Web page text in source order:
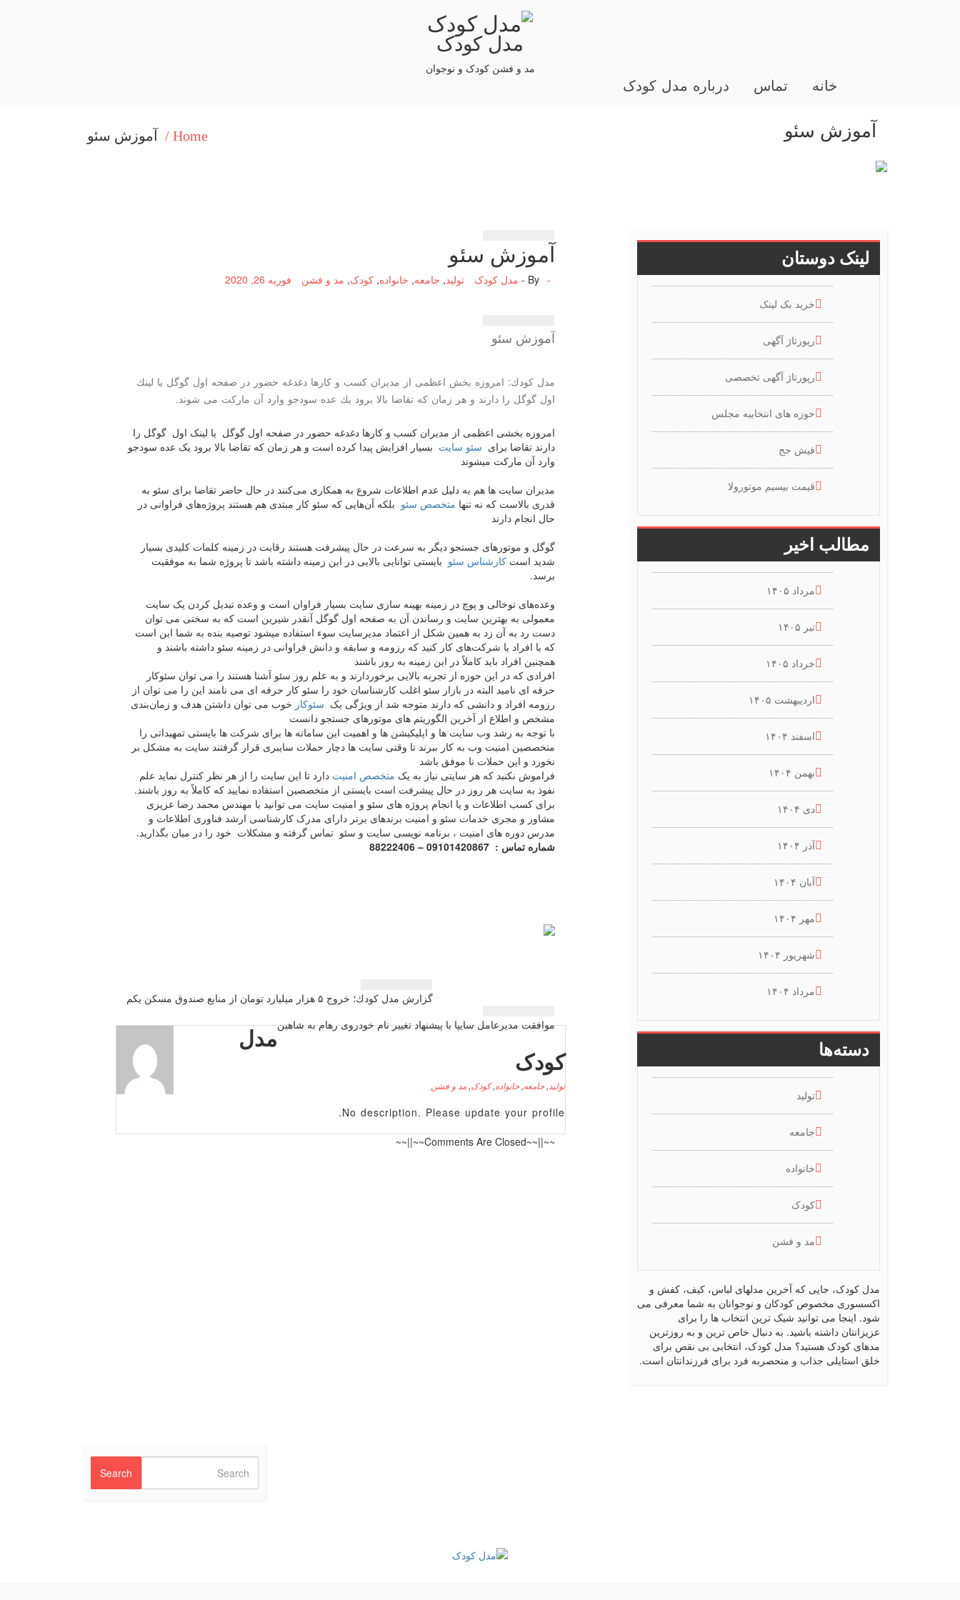
مدل کودک
مد و فشن کودک و نوجوان
خانه تماس درباره مدل کودک
Home / آموزش سئو آموزش سئو
آموزش سئو
By - مدل کودک تولید, جامعه, خانواده, کودک, مد و فشن فوریه 26, 2020 -
آموزش سئو
مدل كودك: امروزه بخش اعظمی از مدیران كسب و كارها دغدغه حضور در صفحه اول گوگل یا لینك
اول گوگل را دارند و هر زمان كه تقاضا بالا برود یك عده سودجو وارد آن ماركت می شوند.
امروزه بخشی اعظمی از مدیران کسب و کارها دغدغه حضور در صفحه اول گوگل یا لینک اول گوگل را
دارند تقاضا برای سئو سایت بسیار افزایش پیدا کرده است و هر زمان که تقاضا بالا برود یک عده سودجو
وارد آن مارکت میشوند
مدیران سایت ها هم به دلیل عدم اطلاعات شروع به همکاری می‌کنند در حال حاضر تقاضا برای سئو به
قدری بالاست که نه تنها متخصص سئو بلکه آن‌هایی که سئو کار مبتدی هم هستند پروژه‌های فراوانی در
حال انجام دارند
گوگل و موتورهای جستجو دیگر به سرعت در حال پیشرفت هستند رقابت در زمینه کلمات کلیدی بسیار
شدید است کارشناس سئو بایستی توانایی بالایی در این زمینه داشته باشد تا پروژه شما به موفقیت
برسد.
وعده‌های توخالی و پوچ در زمینه بهینه سازی سایت بسیار فراوان است و وعده تبدیل کردن یک سایت
معمولی به بهترین سایت و رساندن آن به صفحه اول گوگل آنقدر شیرین است که به سختی می توان
دست رد به آن زد به همین شکل از اعتماد مدیرسایت سوء استفاده میشود توصیه بنده به شما این است
که با افراد یا شرکت‌های کار کنید که رزومه و سابقه و دانش فراوانی در زمینه سئو داشته باشند و
همچنین افراد باید کاملاً در این زمینه به روز باشند
افرادی که در این حوزه از تجربه بالایی برخوردارند و به علم روز سئو آشنا هستند را می توان سئوکار
حرفه ای نامید البته در بازار سئو اغلب کارشناسان خود را سئو کار حرفه ای می نامند این را می توان از
رزومه افراد و دانشی که دارند متوجه شد از ویژگی یک سئوکار خوب می توان داشتن هدف و زمان‌بندی
مشخص و اطلاع از آخرین الگوریتم های موتورهای جستجو دانست
با توجه به رشد وب سایت ها و اپلیکیشن ها و اهمیت این سامانه ها برای شرکت ها بایستی تمهیداتی را
متخصصین امنیت وب به کار ببرند تا وقتی سایت ها دچار حملات سایبری قرار گرفتند سایت به مشکل بر
نخورد و این حملات نا موفق باشد
فراموش نکنید که هر سایتی نیاز به یک متخصص امنیت دارد تا این سایت را از هر نظر کنترل نماید علم
نفوذ به سایت هر روز در حال پیشرفت است بایستی از متخصصین استفاده نمایید که کاملاً به روز باشند.
برای کسب اطلاعات و یا انجام پروژه های سئو و امنیت سایت می توانید با مهندس محمد رضا عزیزی
مشاور و مجری خدمات سئو و امنیت برندهای برتر دارای مدرک کارشناسی ارشد فناوری اطلاعات و
مدرس دوره های امنیت ، برنامه نویسی سایت و سئو تماس گرفته و مشکلات خود را در میان بگذارید.
شماره تماس : 09101420867 – 88222406
نوشته
گزارش مدل كودك؛ خروج ۵ هزار میلیارد تومان از منابع صندوق مسكن یكم
موافقت مدیرعامل سایپا با پیشنهاد تغییر نام خودروی رهام به شاهینمدل
کودک
تولید ,جامعه,خانواده,کودک, مد و فشن
No description. Please update your profile.
~~||~~Comments Are Closed~~||~~
لینک دوستان
خرید بک لینک
رپورتاژ آگهی
رپورتاژ آگهی تخصصی
حوزه های انتخابیه مجلس
فیش حج
قیمت بیسیم موتورولا
مطالب اخیر
مرداد ۱۴۰۵
تیر ۱۴۰۵
خرداد ۱۴۰۵
اردیبهشت ۱۴۰۵
اسفند ۱۴۰۴
بهمن ۱۴۰۴
دی ۱۴۰۴
آذر ۱۴۰۴
آبان ۱۴۰۴
مهر ۱۴۰۴
شهریور ۱۴۰۴
مرداد ۱۴۰۴
دسته‌ها
تولید
جامعه
خانواده
کودک
مد و فشن
مدل کودک، جایی که آخرین مدلهای لباس، کیف، کفش و
اکسسوری مخصوص کودکان و نوجوانان به شما معرفی می
شود. اینجا می توانید شیک ترین انتخاب ها را برای
عزیزانتان داشته باشید. به دنبال خاص ترین و به روزترین
مدهای کودک هستید؟ مدل کودک، انتخابی بی نقص برای
خلق استایلی جذاب و منحصربه فرد برای فرزندانتان است.